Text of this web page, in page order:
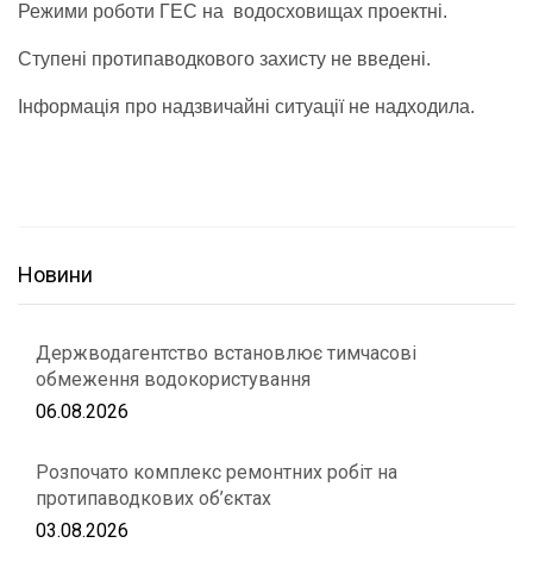
Режими роботи ГЕС на водосховищах проектні.
Ступені протипаводкового захисту не введені.
Інформація про надзвичайні ситуації не надходила.
Новини
Держводагентство встановлює тимчасові
обмеження водокористування
06.08.2026
Розпочато комплекс ремонтних робіт на
протипаводкових об’єктах
03.08.2026